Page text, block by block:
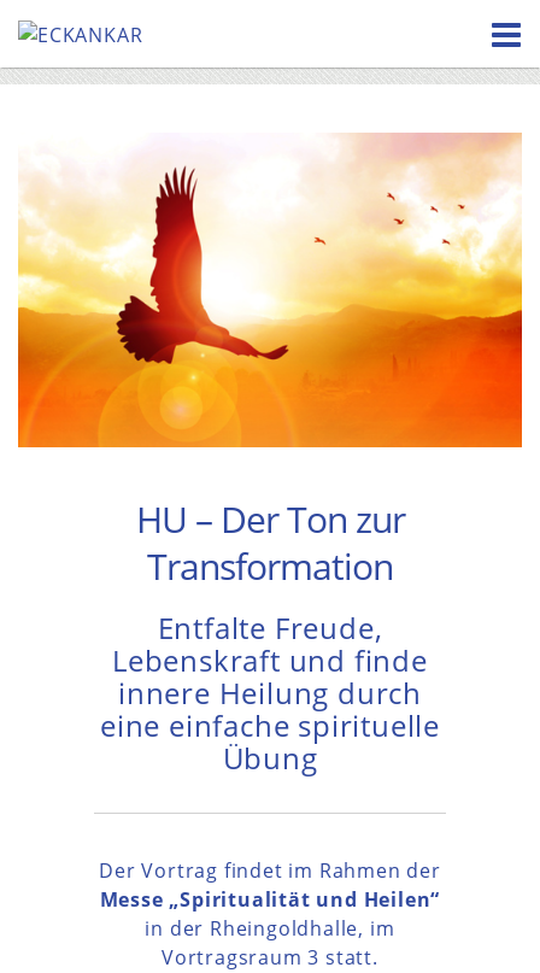
to
content
HU – Der Ton zur
Transformation
Entfalte Freude,
Lebenskraft und finde
innere Heilung durch
eine einfache spirituelle
Übung
Der Vortrag findet im Rahmen der
Messe „Spiritualität und Heilen“
in der Rheingoldhalle, im
Vortragsraum 3 statt.